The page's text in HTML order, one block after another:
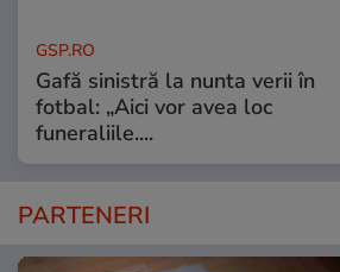
GSP.RO
Gafă sinistră la nunta verii în
fotbal: „Aici vor avea loc
funeraliile....
PARTENERI